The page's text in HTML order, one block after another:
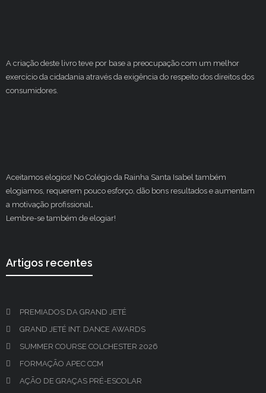
A criação deste livro teve por base a preocupação com um melhor
exercício da cidadania através da exigência do respeito dos direitos dos
consumidores.
Aceitamos elogios! No Colégio da Rainha Santa Isabel também
elogiamos, requerem pouco esforço, dão bons resultados e aumentam
a motivação profissional.
Lembre-se também de elogiar!
Artigos recentes
PREMIADOS DA GRAND JETÉ
GRAND JETÉ INT. DANCE AWARDS
SUMMER COURSE COLCHESTER 2026
FORMAÇÃO APEC CCM
AÇÃO DE GRAÇAS PRÉ-ESCOLAR